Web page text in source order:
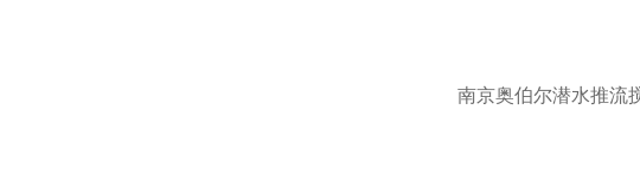
南京奥伯尔潜水推流搅